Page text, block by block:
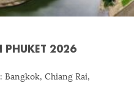
PHUKET 2026
Bangkok, Chiang Rai,